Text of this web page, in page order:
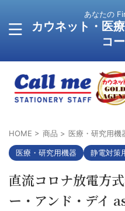
あなたの
カウネット・医
コ
HOME > 商品 > 医療・研究用機
医療・研究用機器 静電対策
直流コロナ放電方
ー・アンド・デイ